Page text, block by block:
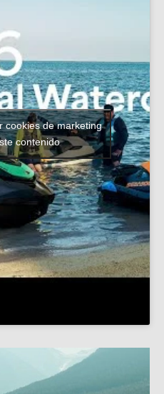
cookies de marketing
contenido